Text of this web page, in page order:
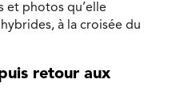
et photos qu’elle
à la croisée du
retour aux